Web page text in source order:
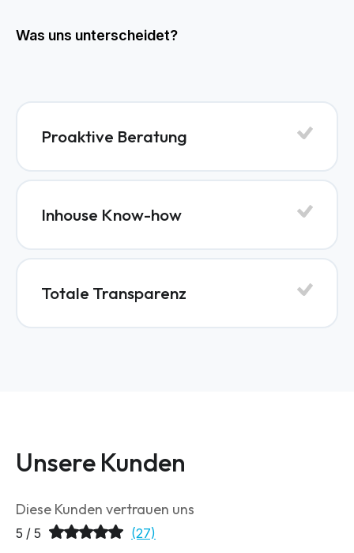
Was uns unterscheidet?
Proaktive Beratung
Inhouse Know-how
Totale Transparenz
Unsere Kunden
Diese Kunden vertrauen uns
5 / 5 (27)